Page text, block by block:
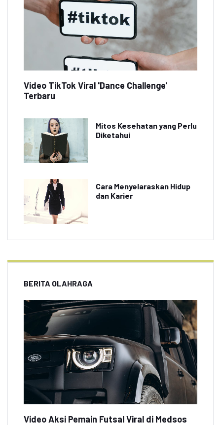
Video TikTok Viral 'Dance Challenge'
Terbaru
Mitos Kesehatan yang Perlu
Diketahui
Cara Menyelaraskan Hidup
dan Karier
BERITA OLAHRAGA
Video Aksi Pemain Futsal Viral di Medsos